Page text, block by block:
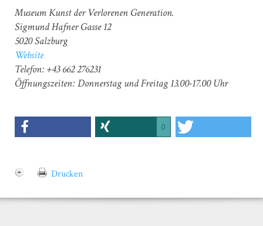
Museum Kunst der Verlorenen Generation.
Sigmund Hafner Gasse 12
5020 Salzburg
Website
Telefon: +43 662 276231
Öffnungszeiten: Donnerstag und Freitag 13.00-17.00 Uhr
0
Drucken